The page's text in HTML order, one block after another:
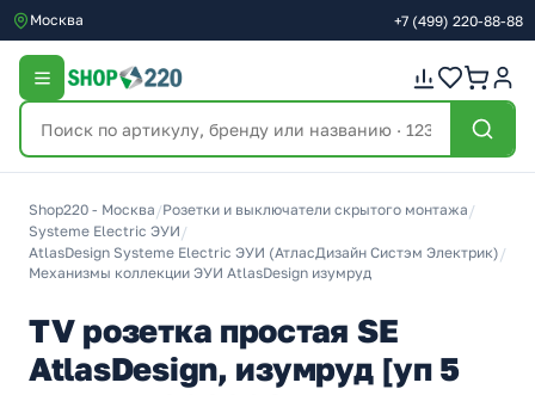
Москва +7 (499) 220-88-88
Shop220 - Москва /Розетки и выключатели скрытого монтажа /
Systeme Electric ЭУИ /
AtlasDesign Systeme Electric ЭУИ (АтласДизайн Систэм Электрик) /
Механизмы коллекции ЭУИ AtlasDesign изумруд
TV розетка простая SE
AtlasDesign, изумруд [уп 5